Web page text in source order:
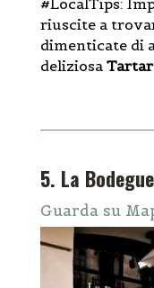
riuscite a
dimenticate di
deliziosa
5. La
Guarda su